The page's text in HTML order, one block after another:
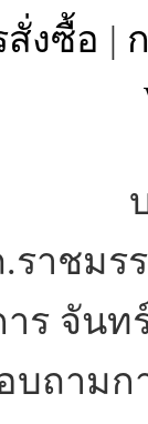
งซื้อ |
.ราชม
ร จันท
ถามก